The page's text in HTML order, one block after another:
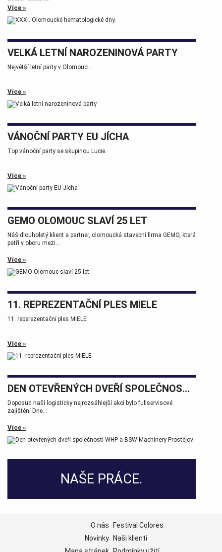
Tak zase za rok na viděnou přátelé.
Více »
VELKÁ LETNÍ NAROZENINOVÁ PARTY
Největší letní party v Olomouci.
Více »
VÁNOČNÍ PARTY EU JÍCHA
Top vánoční party se skupinou Lucie.
Více »
GEMO OLOMOUC SLAVÍ 25 LET
Náš dlouholetý klient a partner, olomoucká stavební firma GEMO, která
patří v oboru mezi...
Více »
11. REPREZENTAČNÍ PLES MIELE
11. reperezentační ples MIELE
Více »
DEN OTEVŘENÝCH DVEŘÍ SPOLEČNOSTÍ WHP A BSW MACHINERY PROSTĚJOV
Doposud naší logisticky nejrozsáhlejší akcí bylo fullservisové
zajištění Dne...
Více »
NAŠE PRÁCE.
O nás
Festival Colores
Novinky
Naši klienti